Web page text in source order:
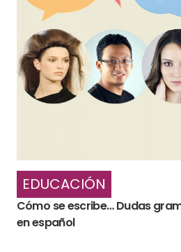
EDUCACIÓN
Cómo se escribe… Dudas
en español